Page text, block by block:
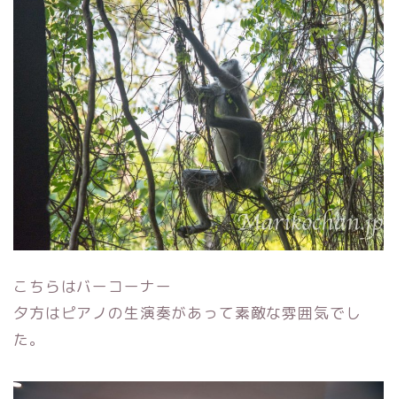
こちらはバーコーナー
夕方はピアノの生演奏があって素敵な雰囲気でし
た。